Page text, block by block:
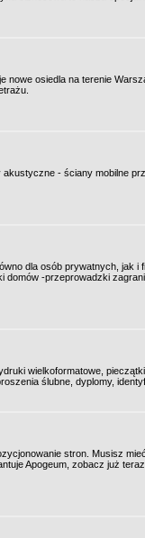
nowe osiedla na terenie
akustyczne - ściany mobilne
dla osób prywatnych, jak i
domów -przeprowadzki
wielkoformatowe,
ślubne, dyplomy,
stron. Musisz
Apogeum, zobacz już teraz,